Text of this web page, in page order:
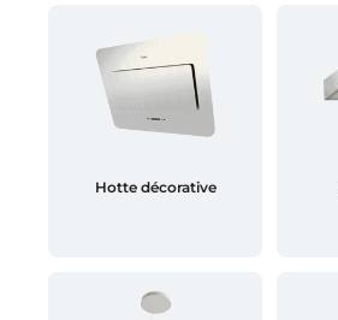
Hotte décorative